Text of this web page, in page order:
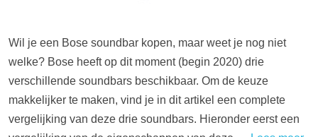
Wil je een Bose soundbar kopen, maar weet je nog niet
welke? Bose heeft op dit moment (begin 2020) drie
verschillende soundbars beschikbaar. Om de keuze
makkelijker te maken, vind je in dit artikel een complete
vergelijking van deze drie soundbars. Hieronder eerst een